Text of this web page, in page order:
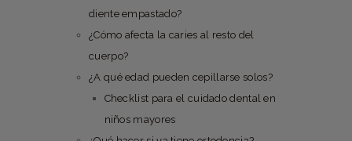
diente empastado?
¿Cómo afecta la caries al resto del
cuerpo?
¿A qué edad pueden cepillarse solos?
Checklist para el cuidado dental en
niños mayores